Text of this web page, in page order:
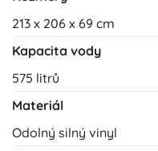
213 x 206 x 69 cm
Kapacita vody
575 litrů
Materiál
Odolný silný vinyl